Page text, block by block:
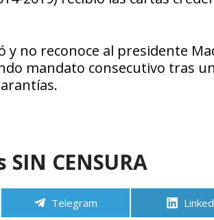
y no reconoce al presidente
mandato consecutivo tras
CENSURA
Compartir
Telegram